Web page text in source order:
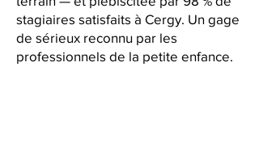
stagiaires satisfaits à Cergy. Un gage
de sérieux reconnu par les
professionnels de la petite enfance.